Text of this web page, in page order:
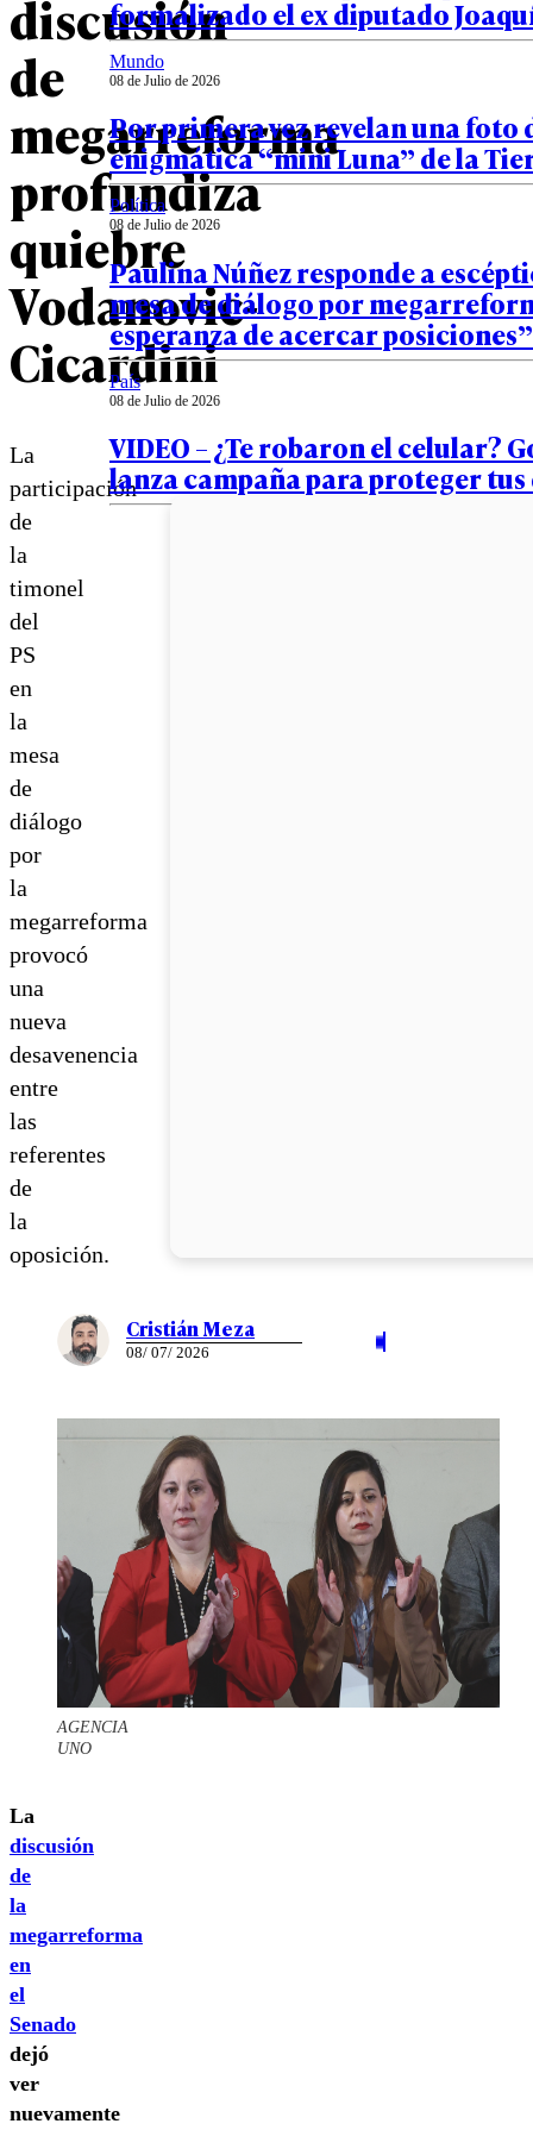
discusión
de
megarreforma
profundiza
quiebre
Vodanovic-
Cicardini
La
participación
de
la
timonel
del
PS
en
la
mesa
de
diálogo
por
la
megarreforma
provocó
una
nueva
desavenencia
entre
las
referentes
de
la
oposición.
Cristián Meza
08/ 07/ 2026
AGENCIA
UNO
La
discusión
de
la
megarreforma
en
el
Senado
dejó
ver
nuevamente
formalizado el ex diputado
Mundo
08 de Julio de 2026
Por primera vez revelan una foto
enigmática “mini Luna” de la
Política
08 de Julio de 2026
Paulina Núñez responde a
mesa de diálogo por
esperanza de acercar posiciones”
País
08 de Julio de 2026
VIDEO – ¿Te robaron el celular?
lanza campaña para proteger